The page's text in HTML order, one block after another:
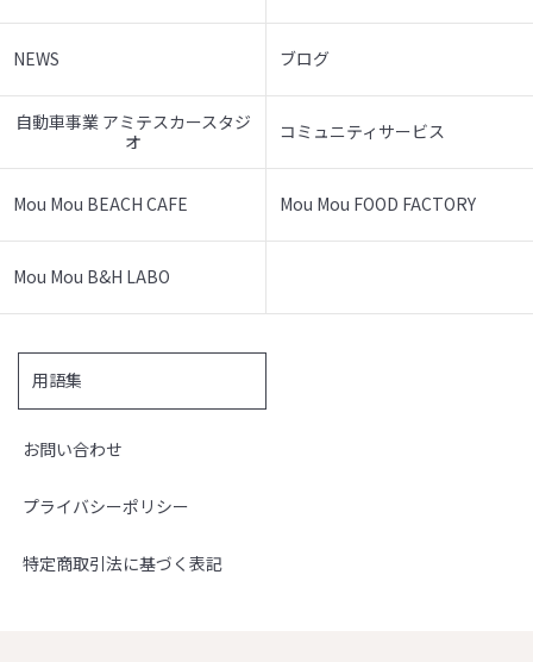
NEWS ブログ
自動車事業 アミテスカースタジ
オ
コミュニティサービス
Mou Mou BEACH CAFE Mou Mou FOOD FACTORY
Mou Mou B&H LABO
用語集
お問い合わせ
プライバシーポリシー
特定商取引法に基づく表記